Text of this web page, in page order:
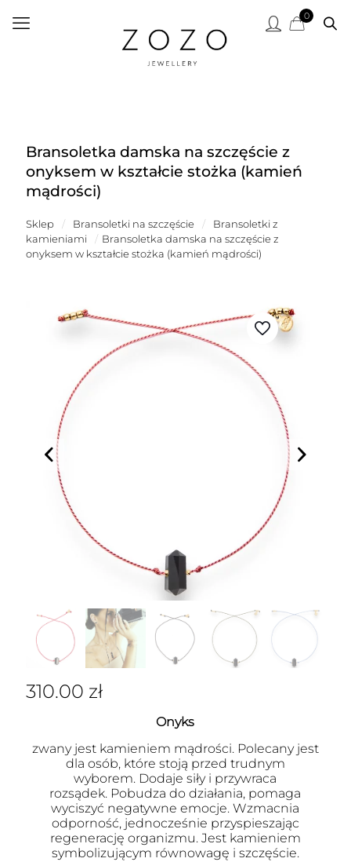
0
Bransoletka damska na szczęście z
onyksem w kształcie stożka (kamień
mądrości)
Sklep / Bransoletki na szczęście /
Bransoletki z
kamieniami
/ Bransoletka damska na szczęście z
onyksem w kształcie stożka (kamień mądrości)
310.00 zł
Onyks
zwany jest kamieniem mądrości. Polecany jest
dla osób, które stoją przed trudnym
wyborem. Dodaje siły i przywraca
rozsądek. Pobudza do działania, pomaga
wyciszyć negatywne emocje. Wzmacnia
odporność, jednocześnie przyspieszając
regenerację organizmu. Jest kamieniem
symbolizującym równowagę i szczęście.